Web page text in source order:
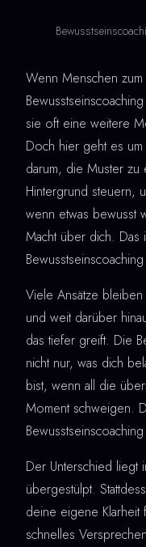
Wenn Menschen
sie oft eine weitere
Doch hier geht es
darum, die Muster
Hintergrund steuern,
wenn etwas bewusst
Macht über dich. Das
Viele Ansätze
und weit darüber
das tiefer greift. Die
nicht nur, was dich
bist, wenn all die
Moment schweigen.
Der Unterschied liegt
übergestülpt.
deine eigene Klarheit
schnelles